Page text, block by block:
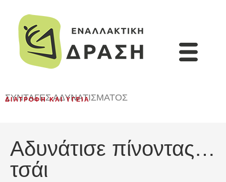
ΣΥΝΤΑΓΈΣ ΑΔΥΝΑΤΊΣΜΑΤΟΣ
ΔΙΑΤΡΟΦΉ ΚΑΙ ΥΓΕΊΑ
Αδυνάτισε πίνοντας…
τσάι